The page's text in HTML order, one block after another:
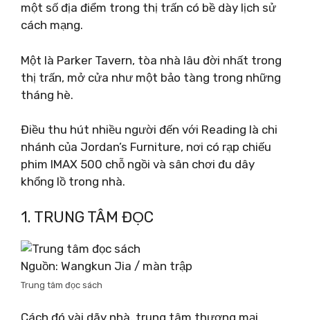
một số địa điểm trong thị trấn có bề dày lịch sử
cách mạng.
Một là Parker Tavern, tòa nhà lâu đời nhất trong
thị trấn, mở cửa như một bảo tàng trong những
tháng hè.
Điều thu hút nhiều người đến với Reading là chi
nhánh của Jordan’s Furniture, nơi có rạp chiếu
phim IMAX 500 chỗ ngồi và sân chơi đu dây
khổng lồ trong nhà.
1. TRUNG TÂM ĐỌC
Nguồn: Wangkun Jia / màn trập
Trung tâm đọc sách
Cách đó vài dãy nhà, trung tâm thương mại